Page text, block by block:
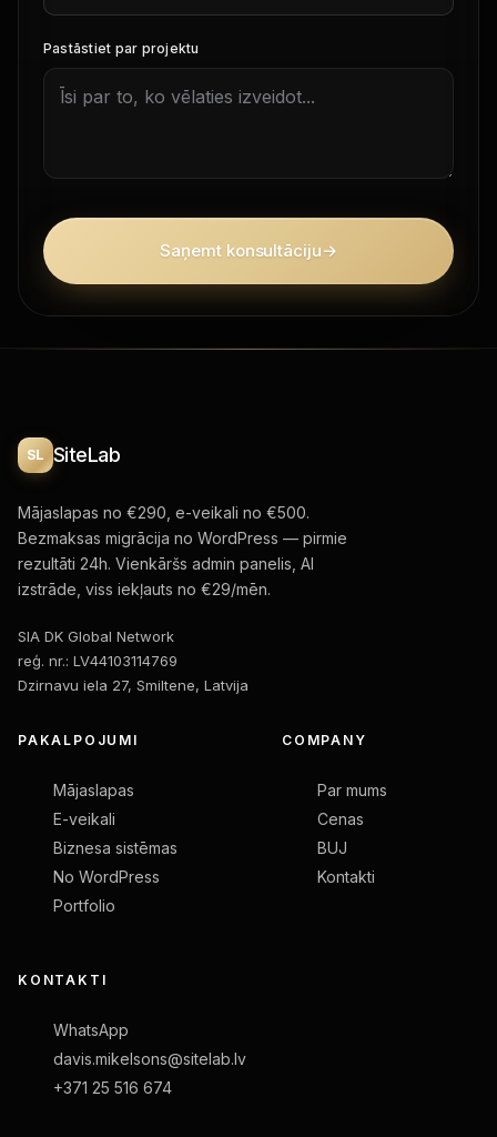
Pastāstiet par projektu
Saņemt konsultāciju→
SL SiteLab
Mājaslapas no €290, e-veikali no €500.
Bezmaksas migrācija no WordPress — pirmie
rezultāti 24h. Vienkāršs admin panelis, AI
izstrāde, viss iekļauts no €29/mēn.
SIA DK Global Network
reģ. nr.: LV44103114769
Dzirnavu iela 27, Smiltene, Latvija
PAKALPOJUMI
Mājaslapas
E-veikali
Biznesa sistēmas
No WordPress
Portfolio
COMPANY
Par mums
Cenas
BUJ
Kontakti
KONTAKTI
WhatsApp
davis.mikelsons@sitelab.lv
+371 25 516 674